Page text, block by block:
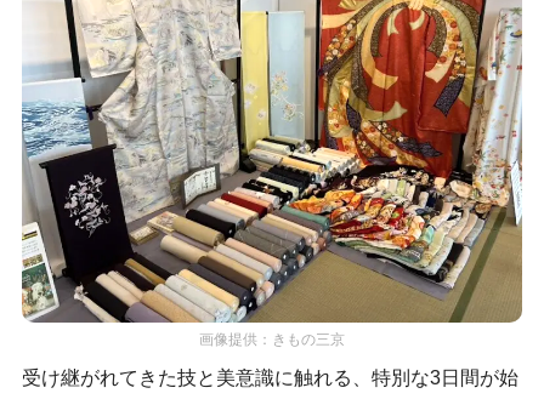
画像提供：きもの三京
受け継がれてきた技と美意識に触れる、特別な3日間が始